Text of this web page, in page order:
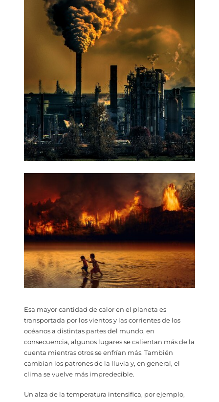
Esa mayor cantidad de calor en el planeta es
transportada por los vientos y las corrientes de los
océanos a distintas partes del mundo, en
consecuencia, algunos lugares se calientan más de la
cuenta mientras otros se enfrían más. También
cambian los patrones de la lluvia y, en general, el
clima se vuelve más impredecible.
Un alza de la temperatura intensifica, por ejemplo,